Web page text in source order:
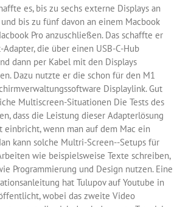
es, bis zu sechs externe Displays an
bis zu fünf davon an einem Macbook
Pro anzuschließen. Das schaffte er
die über einen USB-C-Hub
dann per Kabel mit den Displays
Dazu nutzte er die schon für den M1
Displaylink. Gut
Multiscreen-Situationen Die Tests des
dass die Leistung dieser Adapterlösung
einbricht, wenn man auf dem Mac ein
kann solche Multri-Screen--Setups für
wie beispielsweise Texte schreiben,
Programmierung und Design nutzen. Eine
hat Tulupov auf Youtube in
wobei das zweite Video